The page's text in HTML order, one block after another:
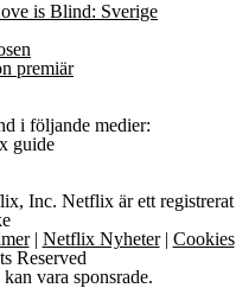
is Blind: Sverige
premiär
i följande medier:
Inc. Netflix är ett registrerat
| Netflix Nyheter| Cookies
Reserved
vara sponsrade.